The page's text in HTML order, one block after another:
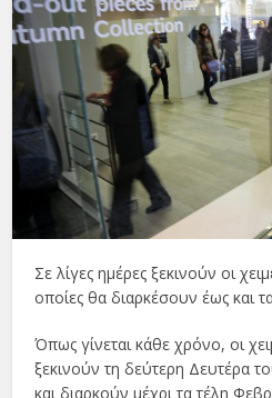
Σε λίγες ημέρες ξεκινούν οι
οποίες θα διαρκέσουν έως και
Όπως γίνεται κάθε χρόνο, οι
ξεκινούν τη δεύτερη Δευτέρα
και διαρκούν μέχρι τα τέλη